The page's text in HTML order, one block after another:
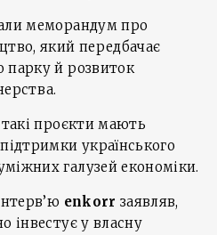
меморандум про
який передбачає
парку й розвиток
проєкти мають
українського
галузей економіки.
enkorr заявляв,
інвестує у власну